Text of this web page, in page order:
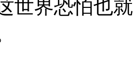
世界恐怕也